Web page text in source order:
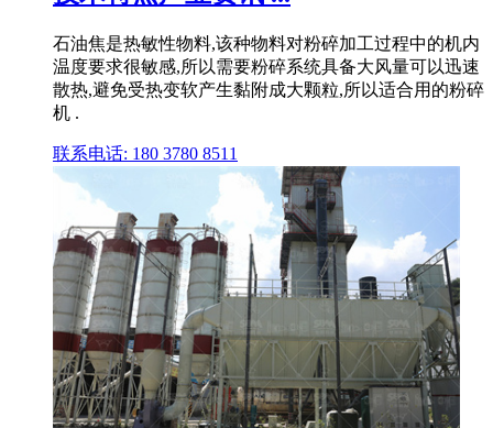
石油焦是热敏性物料,该种物料对粉碎加工过程中的机内
温度要求很敏感,所以需要粉碎系统具备大风量可以迅速
散热,避免受热变软产生黏附成大颗粒,所以适合用的粉碎
机 .
联系电话: 180 3780 8511